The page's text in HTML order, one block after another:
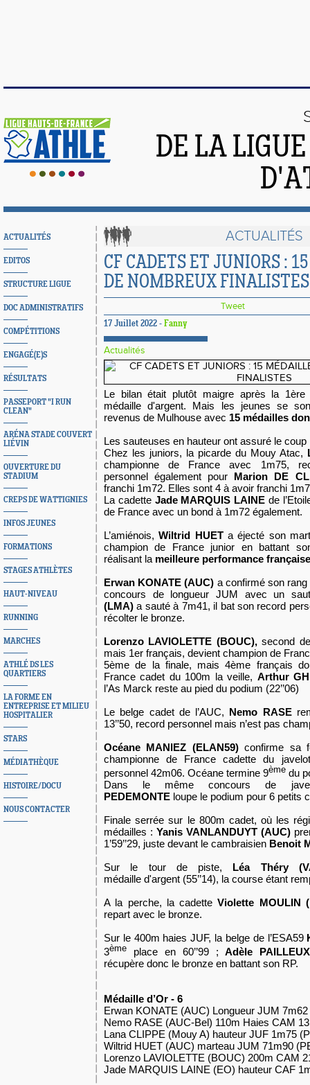
DE LA
ACTUALITÉS
EDITOS
STRUCTURE LIGUE
DOC ADMINISTRATIFS
COMPÉTITIONS
ENGAGÉ(E)S
RÉSULTATS
PASSEPORT "I RUN
CLEAN"
ARÉNA STADE COUVERT
LIÉVIN
OUVERTURE DU
STADIUM
CREPS DE WATTIGNIES
INFOS JEUNES
FORMATIONS
STAGES ATHLÈTES
HAUT-NIVEAU
RUNNING
MARCHES
ATHLÉ DS LES
QUARTIERS
LA FORME EN
ENTREPRISE ET MILIEU
HOSPITALIER
STARS
MÉDIATHÈQUE
HISTOIRE/DOCU
NOUS CONTACTER
ACTUALITÉS
CF CADETS ET JUNIORS :
DE NOMBREUX FINALISTES
Tweet
17 Juillet 2022 - Fanny
Actualités
Le bilan était plutôt maigre après la
médaille d'argent. Mais les jeunes se
revenus de Mulhouse avec 15 médailles
Les sauteuses en hauteur ont assuré le
Chez les juniors, la picarde du Mouy Atac,
championne de France avec 1m75,
personnel également pour Marion DE
franchi 1m72. Elles sont 4 à avoir franchi
La cadette Jade MARQUIS LAINE de
de France avec un bond à 1m72 également.
L’amiénois,Wiltrid HUETa éjecté son
champion de France junior en battant
réalisant la meilleure performance
Erwan KONATE (AUC) a confirmé son
concours de longueur JUM avec un
(LMA) a sauté à 7m41, il bat son record
récolter le bronze.
Lorenzo LAVIOLETTE (BOUC),second
mais 1er français, devient champion de
5ème de la finale, mais 4ème français
France cadet du 100m la veille, Arthur
l’As Marck reste au pied du podium (22’’06)
Le belge cadet de l’AUC, Nemo RASE
13’’50, record personnel mais n’est pas
Océane MANIEZ (ELAN59) confirme sa
championne de France cadette du
personnel 42m06. Océane termine 9ème du
Dans le même concours de
PEDEMONTE loupe le podium pour 6 petits
Finale serrée sur le 800m cadet, où les
médailles : Yanis VANLANDUYT (AUC)
1’59’’29, juste devant le cambraisien Benoit
Sur le tour de piste, Léa Théry
médaille d'argent (55’’14), la course étant
A la perche, la cadetteViolette MOULIN
repart avec le bronze.
Sur le 400m haies JUF, la belge de l’ESA59
3ème place en 60’’99 ;Adèle
récupère donc le bronze en battant son RP.
Médaille d’Or - 6
Erwan KONATE (AUC) Longueur JUM 7m62
Nemo RASE (AUC-Bel) 110m Haies CAM
Lana CLIPPE (Mouy A) hauteur JUF 1m75
Wiltrid HUET (AUC) marteau JUM 71m90
Lorenzo LAVIOLETTE (BOUC) 200m CAM
Jade MARQUIS LAINE (EO) hauteur CAF